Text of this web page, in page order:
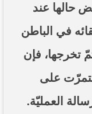
حالها عند
في الباطن
تخرجها، فإن
على
العمليّة.